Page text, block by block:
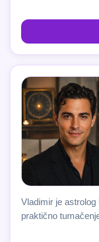
Vladimir je
praktično